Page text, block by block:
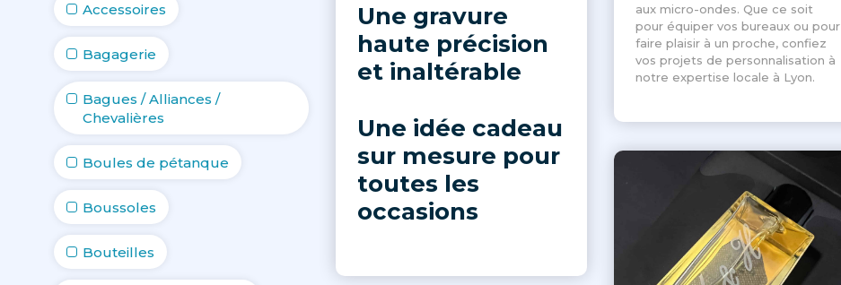
Accessoires
Bagagerie
Bagues / Alliances /
Chevalières
Boules de pétanque
Boussoles
Bouteilles
Une gravure
haute précision
et inaltérable
Une idée cadeau
sur mesure pour
toutes les
occasions
aux micro-ondes. Que ce soit
pour équiper vos bureaux ou pour
faire plaisir à un proche, confiez
vos projets de personnalisation à
notre expertise locale à Lyon.